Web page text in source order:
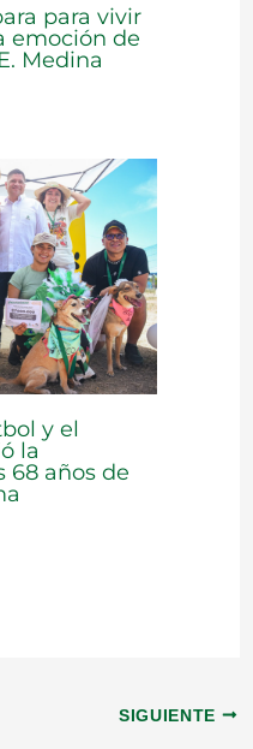
para vivir
emoción de
Medina
y el
la
68 años de
SIGUIENTE